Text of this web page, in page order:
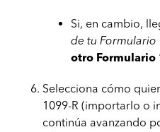
Si, en cambio,
de tu Formulario
otro Formulario
Selecciona cómo
1099-R (importarlo o
continúa avanzando